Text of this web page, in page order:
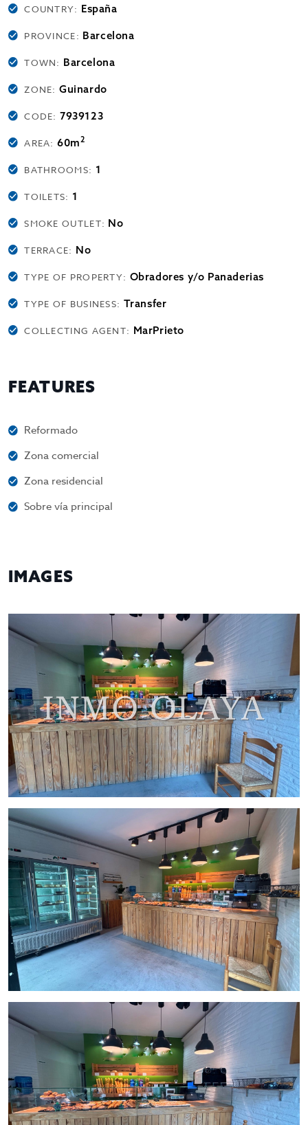
COUNTRY: España
PROVINCE: Barcelona
TOWN: Barcelona
ZONE:Guinardo
CODE:7939123
AREA:60m2
BATHROOMS: 1
TOILETS: 1
SMOKE OUTLET: No
TERRACE: No
TYPE OF PROPERTY: Obradores y/o Panaderias
TYPE OF BUSINESS: Transfer
COLLECTING AGENT: MarPrieto
FEATURES
Reformado
Zona comercial
Zona residencial
Sobre vía principal
IMAGES